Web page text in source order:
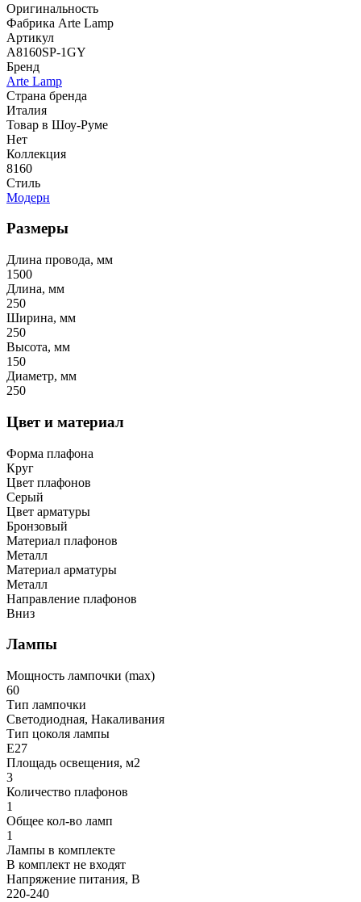
Оригинальность
Фабрика Arte Lamp
Артикул
A8160SP-1GY
Бренд
Arte Lamp
Страна бренда
Италия
Товар в Шоу-Руме
Нет
Коллекция
8160
Стиль
Модерн
Размеры
Длина провода, мм
1500
Длина, мм
250
Ширина, мм
250
Высота, мм
150
Диаметр, мм
250
Цвет и материал
Форма плафона
Круг
Цвет плафонов
Серый
Цвет арматуры
Бронзовый
Материал плафонов
Металл
Материал арматуры
Металл
Направление плафонов
Вниз
Лампы
Мощность лампочки (max)
60
Тип лампочки
Светодиодная, Накаливания
Тип цоколя лампы
E27
Площадь освещения, м2
3
Количество плафонов
1
Общее кол-во ламп
1
Лампы в комплекте
В комплект не входят
Напряжение питания, В
220-240